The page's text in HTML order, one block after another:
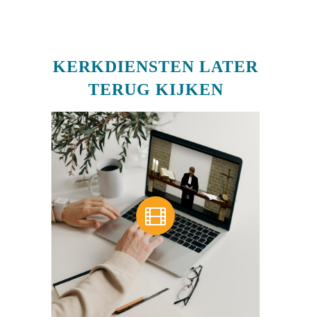
KERKDIENSTEN LATER
TERUG KIJKEN